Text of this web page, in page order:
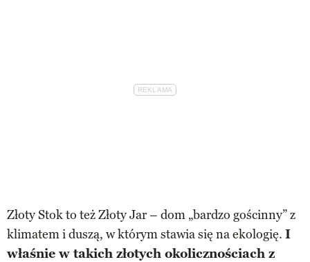
Złoty Stok to też Złoty Jar – dom „bardzo gościnny” z
klimatem i duszą, w którym stawia się na ekologię. I
właśnie w takich złotych okolicznościach z